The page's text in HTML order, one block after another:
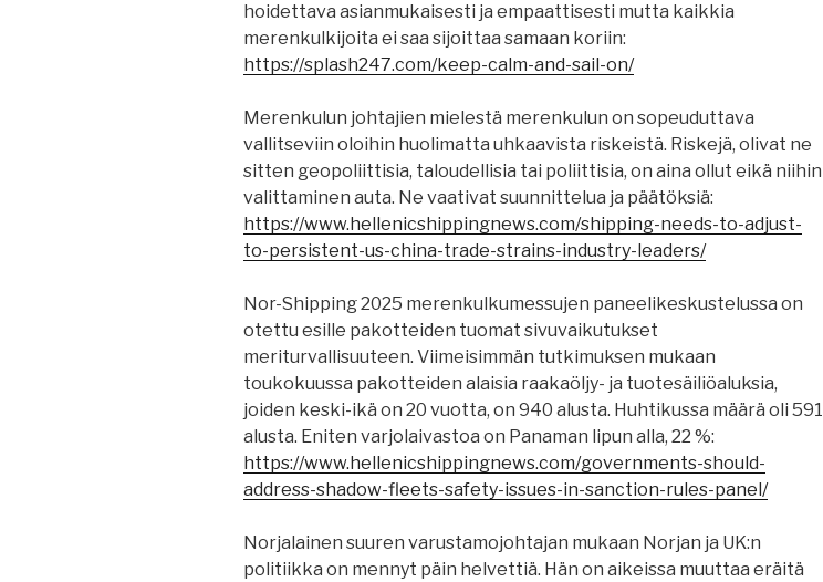
hoidettava asianmukaisesti ja empaattisesti mutta kaikkia
merenkulkijoita ei saa sijoittaa samaan koriin:
https://splash247.com/keep-calm-and-sail-on/
Merenkulun johtajien mielestä merenkulun on sopeuduttava
vallitseviin oloihin huolimatta uhkaavista riskeistä. Riskejä, olivat ne
sitten geopoliittisia, taloudellisia tai poliittisia, on aina ollut eikä niihin
valittaminen auta. Ne vaativat suunnittelua ja päätöksiä:
https://www.hellenicshippingnews.com/shipping-needs-to-adjust-
to-persistent-us-china-trade-strains-industry-leaders/
Nor-Shipping 2025 merenkulkumessujen paneelikeskustelussa on
otettu esille pakotteiden tuomat sivuvaikutukset
meriturvallisuuteen. Viimeisimmän tutkimuksen mukaan
toukokuussa pakotteiden alaisia raakaöljy- ja tuotesäiliöaluksia,
joiden keski-ikä on 20 vuotta, on 940 alusta. Huhtikussa määrä oli 591
alusta. Eniten varjolaivastoa on Panaman lipun alla, 22 %:
https://www.hellenicshippingnews.com/governments-should-
address-shadow-fleets-safety-issues-in-sanction-rules-panel/
Norjalainen suuren varustamojohtajan mukaan Norjan ja UK:n
politiikka on mennyt päin helvettiä. Hän on aikeissa muuttaa eräitä